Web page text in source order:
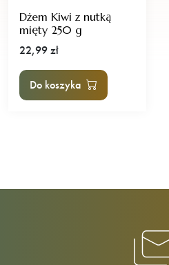
Dżem Kiwi z nutką
mięty 250 g
22,99 zł
Do koszyka